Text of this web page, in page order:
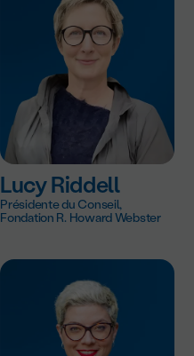
Lucy Riddell
Présidente du Conseil,
Fondation R. Howard Webster